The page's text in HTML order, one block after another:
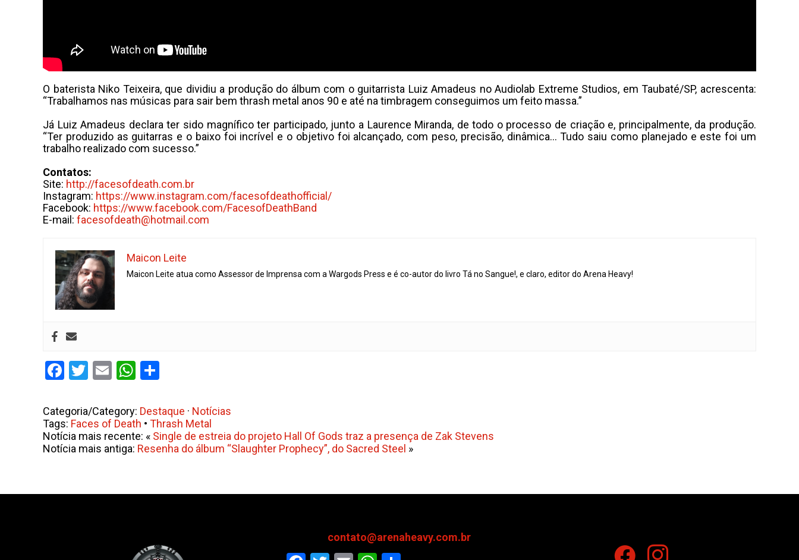
O baterista Niko Teixeira, que dividiu a produção do álbum com o guitarrista Luiz Amadeus no Audiolab Extreme Studios, em Taubaté/SP, acrescenta:
“Trabalhamos nas músicas para sair bem thrash metal anos 90 e até na timbragem conseguimos um feito massa.”
Já Luiz Amadeus declara ter sido magnífico ter participado, junto a Laurence Miranda, de todo o processo de criação e, principalmente, da produção.
“Ter produzido as guitarras e o baixo foi incrível e o objetivo foi alcançado, com peso, precisão, dinâmica… Tudo saiu como planejado e este foi um
trabalho realizado com sucesso.”
Contatos:
Site: http://facesofdeath.com.br
Instagram: https://www.instagram.com/facesofdeathofficial/
Facebook: https://www.facebook.com/FacesofDeathBand
E-mail: facesofdeath@hotmail.com
Maicon Leite
Maicon Leite atua como Assessor de Imprensa com a Wargods Press e é co-autor do livro Tá no Sangue!, e claro, editor do Arena Heavy!
Facebook
Twitter
EmailWhatsApp
Categoria/Category: Destaque · Notícias
Tags: Faces of Death • Thrash Metal
Notícia mais recente: « Single de estreia do projeto Hall Of Gods traz a presença de Zak Stevens
Notícia mais antiga: Resenha do álbum “Slaughter Prophecy”, do Sacred Steel »
contato@arenaheavy.com.br